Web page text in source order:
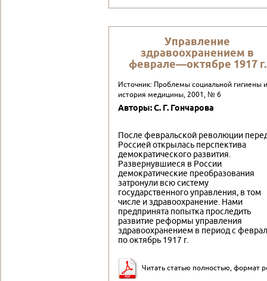
Управление
здравоохранением в
феврале—октябре 1917 г.
Источник: Проблемы социальной гигиены и
история медицины, 2001, № 6
Авторы: С. Г. Гончарова
После февральской революции
Россией открылась перспектива
демократического развития.
Развернувшиеся в России
демократические преобразования
затронули всю систему
государственного управления, в том
числе и здравоохранение. Нами
предпринята попытка проследить
развитие реформы управления
здравоохранением в период с
по октябрь 1917 г.
Читать статью полностью, формат